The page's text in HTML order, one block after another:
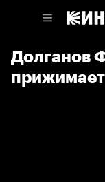
Долганов